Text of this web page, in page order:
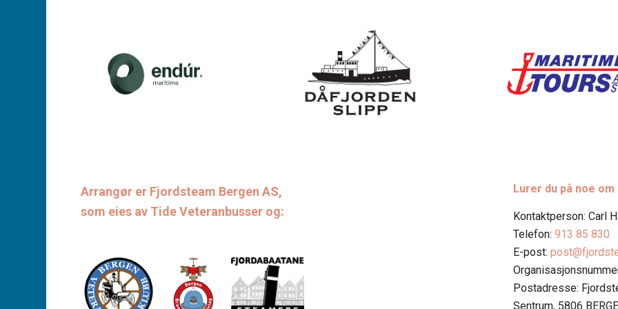
Arrangør er Fjordsteam Bergen AS,
som eies av Tide Veteranbusser og:
Lurer du på noe
Kontaktperson: Carl
Telefon:913 85 830
E-post:
Postadresse:
Sentrum, 5806